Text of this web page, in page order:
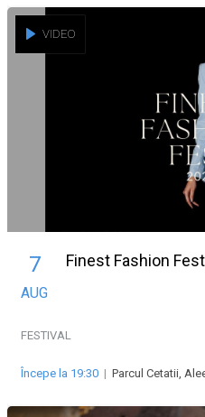
VIDEO
7
AUG
Finest Fashion
FESTIVAL
Începe la 19:30 | Parcul Cetatii,